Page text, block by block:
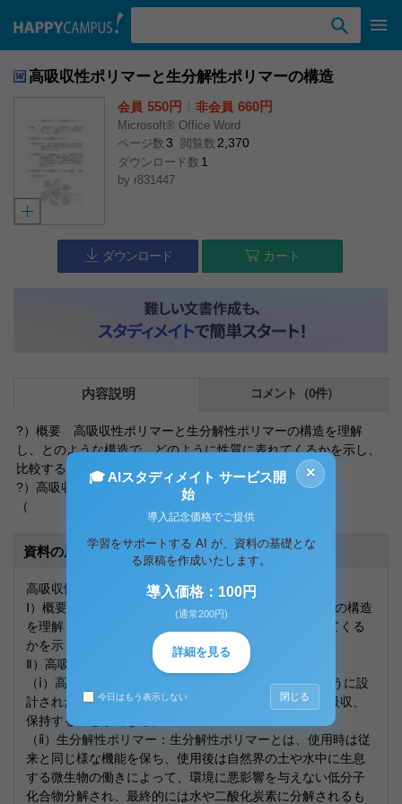
高吸収性ポリマーと生分解性ポリマーの構造
会員 550円 非会員 660円
Microsoft® Office Word
ページ数 3 閲覧数 2,370
ダウンロード数 1
by r831447
ダウンロード カート
内容説明 コメント（0件）
?）概要 高吸収性ポリマーと生分解性ポリマーの構造を理解
し、とのような構造で、どのように性質に表れてくるかを示し、
比較する。
?）高吸収性ポリマーと生分解性ポリマーとは？
（
資料の原本内容
高吸収性ポリマーと生分解性ポリマー
Ⅰ）概要 高吸収性ポリマーと生分解性ポリマーの構造
を理解し、とのような構造で、どのように性質に表れてくる
かを示し、比較する。
Ⅱ）高吸収性ポリマーと生分解性ポリマーとは？
（ⅰ）高吸収性ポリマー：高い水分保持性能を有するように設
計された高分子製品。自重の数十倍から数百倍の水を吸収、
保持することができる。
（ⅱ）生分解性ポリマー：生分解性ポリマーとは、使用時は従
来と同じ様な機能を保ち、使用後は自然界の土や水中に生息
する微生物の働きによって、環境に悪影響を与えない低分子
化合物分解され、最終的には水や二酸化炭素に分解されるも
×
🎓 AIスタディメイト サービス開
始
導入記念価格でご提供
学習をサポートする AI が、資料の基礎とな
る原稿を作成いたします。
導入価格：100円
(通常200円)
詳細を見る
今日はもう表示しない 閉じる